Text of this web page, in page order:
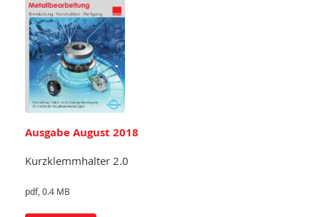
Ausgabe August 2018
Kurzklemmhalter 2.0
pdf, 0.4 MB